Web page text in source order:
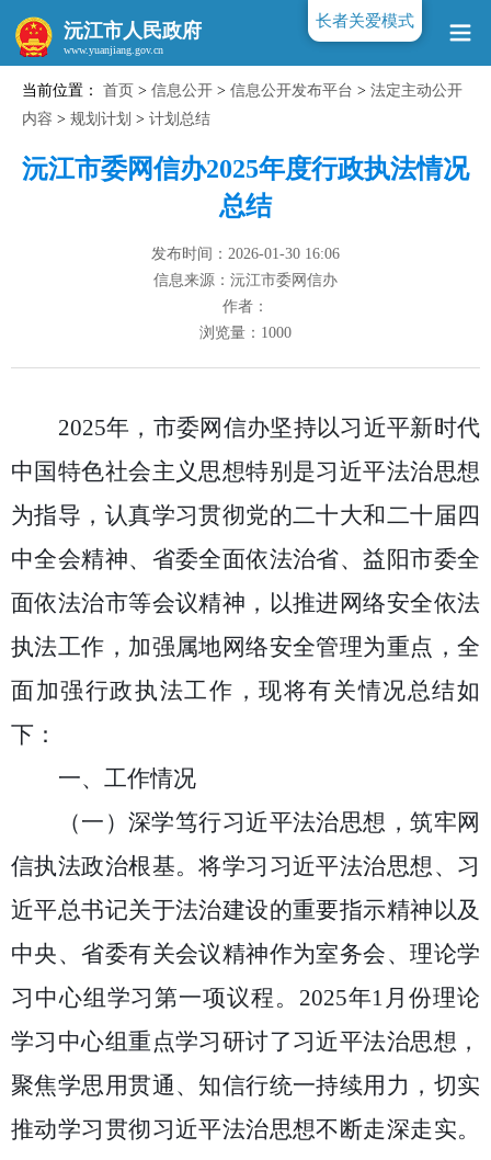
沅江市人民政府
www.yuanjiang.gov.cn
当前位置： 首页 > 信息公开 > 信息公开发布平台 > 法定主动公开
内容 > 规划计划 > 计划总结
沅江市委网信办2025年度行政执法情况
总结
发布时间：2026-01-30 16:06
信息来源：沅江市委网信办
作者：
浏览量： 1000
2025年，市委网信办坚持以习近平新时代
中国特色社会主义思想特别是习近平法治思想
为指导，认真学习贯彻党的二十大和二十届四
中全会精神、省委全面依法治省、益阳市委全
面依法治市等会议精神，以推进网络安全依法
执法工作，加强属地网络安全管理为重点，全
面加强行政执法工作，现将有关情况总结如
下：
一、工作情况
（一） 深学笃行习近平法治思想，筑牢网
信执法政治根基。将学习习近平法治思想、习
近平总书记关于法治建设的重要指示精神以及
中央、省委有关会议精神作为室务会、理论学
习中心组学习第一项议程。 2025年1 月份理论
学习中心组重点学习研讨了习近平法治思想，
聚焦学思用贯通、知信行统一持续用力，切实
推动学习贯彻习近平法治思想不断走深走实。
长者关爱模式